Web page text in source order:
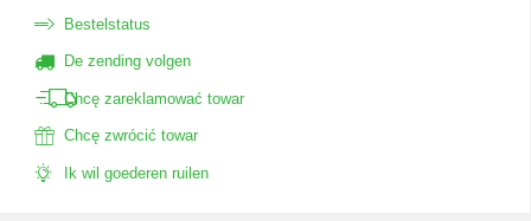
Bestelstatus
De zending volgen
Chcę zareklamować towar
Chcę zwrócić towar
Ik wil goederen ruilen